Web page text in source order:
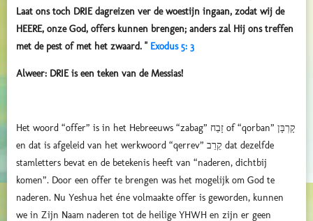
Laat ons toch DRIE dagreizen ver de woestijn ingaan, zodat wij de
HEERE, onze God, offers kunnen brengen; anders zal Hij ons treffen
met de pest of met het zwaard. " Exodus 5: 3
Alweer: DRIE is een teken van de Messias!
Het woord “offer” is in het Hebreeuws “zabag” זָבַח of “qorban” קָרְבָּן
en dat is afgeleid van het werkwoord “qerrev” קֵרֵב dat dezelfde
stamletters bevat en de betekenis heeft van “naderen, dichtbij
komen”. Door een offer te brengen was het mogelijk om God te
naderen. Nu Yeshua het éne volmaakte offer is geworden, kunnen
we in Zijn Naam naderen tot de heilige YHWH en zijn er geen